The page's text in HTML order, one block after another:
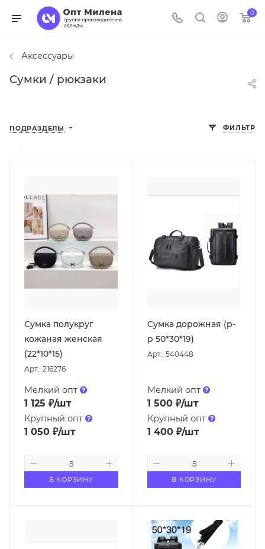
0
Аксессуары
Сумки / рюкзаки
ПОДРАЗДЕЛЫ ФИЛЬТР
Сумка полукруг
кожаная женская
(22*10*15)
Арт.: 216276
Мелкий опт
1 125 ₽/шт
Крупный опт
1 050 ₽/шт
В КОРЗИНУ
Сумка дорожная (р-
р 50*30*19)
Арт.: 540448
Мелкий опт
1 500₽/шт
Крупный опт
1 400₽/шт
В КОРЗИНУ